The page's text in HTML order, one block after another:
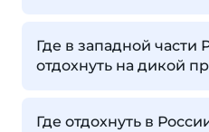
Где в западной
отдохнуть на дикой
Где отдохнуть в